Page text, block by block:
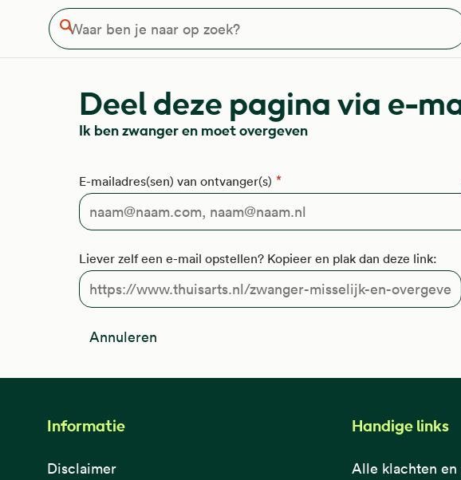
Waar ben je naar op zoek?
Zoeken
Deel deze pagina via e-
Ik ben zwanger en moet overgeven
E-mailadres(sen) van ontvanger(s)
Liever zelf een e-mail opstellen? Kopieer en plak dan deze link:
Annuleren
Informatie
Disclaimer
Handige links
Alle klachten en